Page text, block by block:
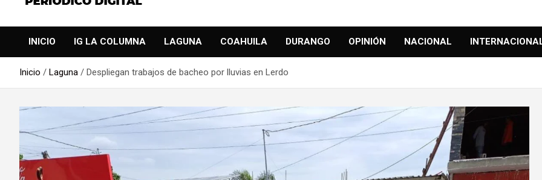
Reporte Laguna
INICIO IG LA COLUMNA LAGUNA COAHUILA DURANGO OPINIÓN NACIONAL
Inicio Laguna Despliegan trabajos de bacheo por lluvias en Lerdo